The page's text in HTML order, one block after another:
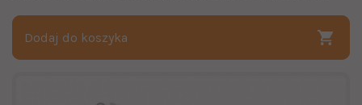
Dodaj do koszyka